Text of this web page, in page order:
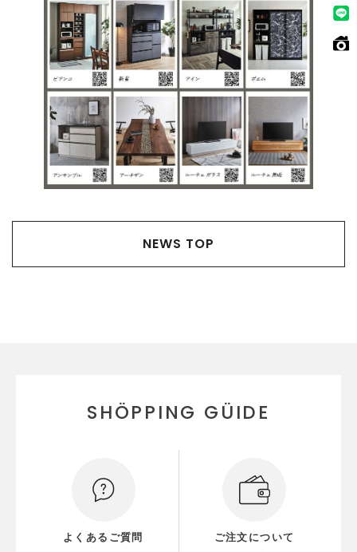
NEWS TOP
SHÖPPING GÜIDE
よくあるご質問 ご注文について